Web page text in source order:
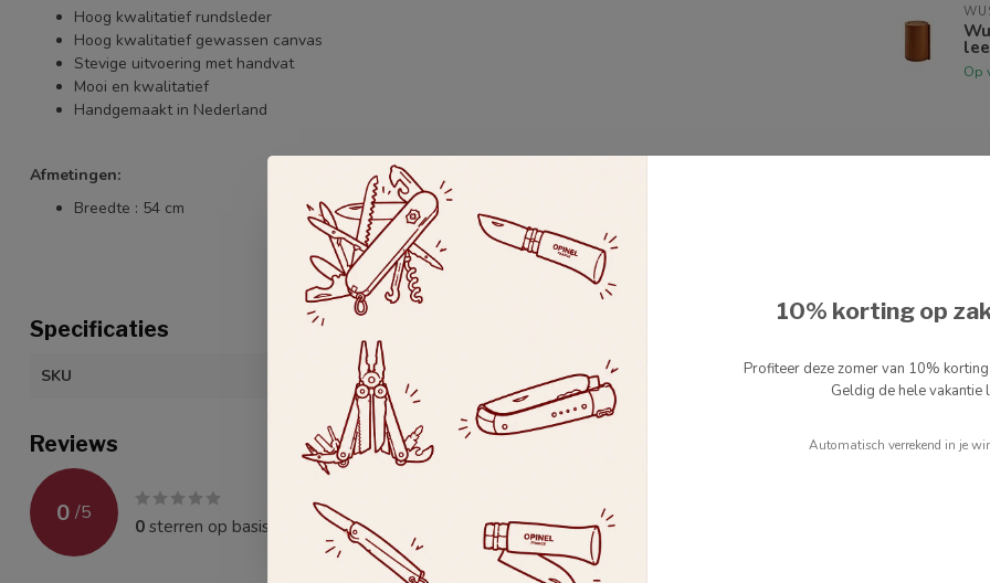
Hoog kwalitatief rundsleder
Hoog kwalitatief gewassen canvas
Stevige uitvoering met handvat
Mooi en kwalitatief
Handgemaakt in Nederland
Afmetingen:
Breedte : 54 cm
Specificaties
SKU
Reviews
0 /5
0sterren op basis van beoordelingen
Op
10% korting op
Profiteer deze zomer van 10%
Geldig de hele vakantie
Automatisch verrekend in je